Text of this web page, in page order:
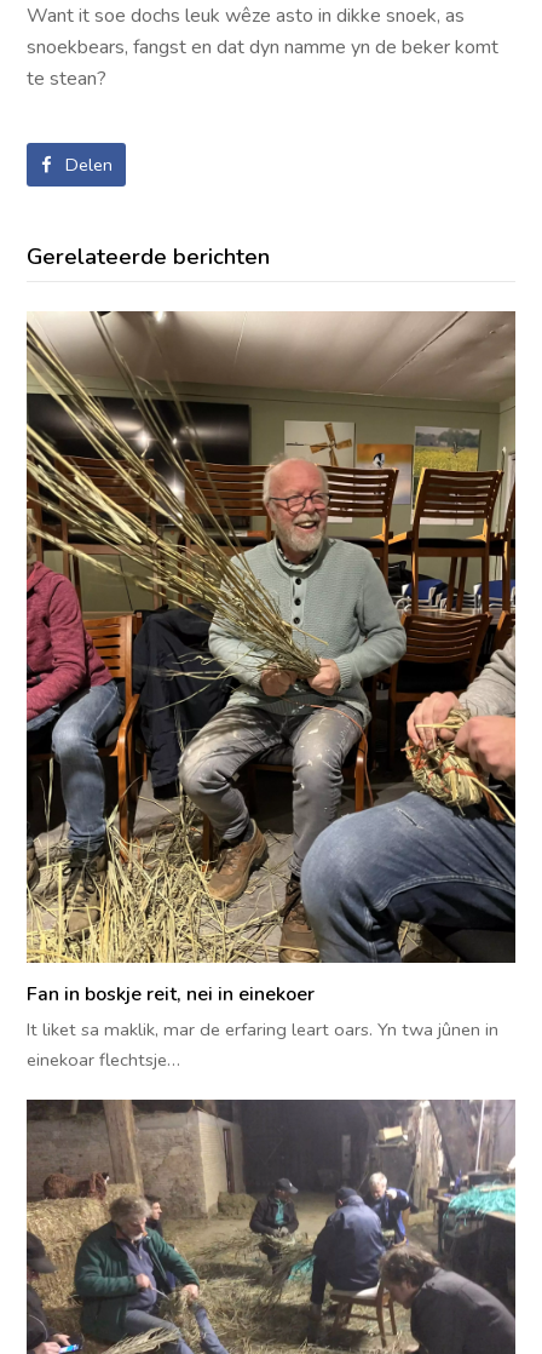
Want it soe dochs leuk wêze asto in dikke snoek, as
snoekbears, fangst en dat dyn namme yn de beker komt
te stean?
Delen
Gerelateerde berichten
Fan in boskje reit, nei in einekoer
It liket sa maklik, mar de erfaring leart oars. Yn twa jûnen in
einekoar flechtsje…